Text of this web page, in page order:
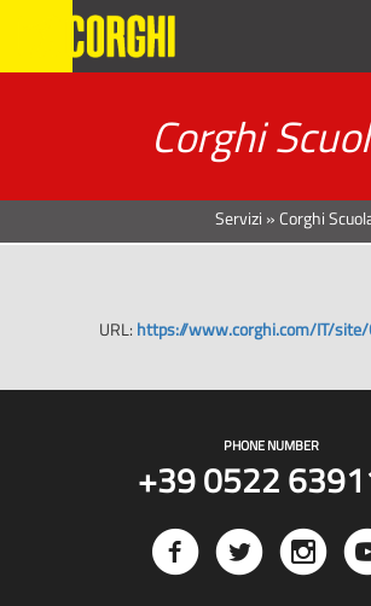
Corghi
Servizi »Corghi
URL: https://www.corghi.com/IT/
PHONE NUMBER
+39 0522